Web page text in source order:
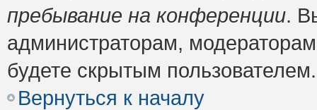
пребывание на конференции.
администраторам,
будете скрытым пользователем.
Вернуться к началу